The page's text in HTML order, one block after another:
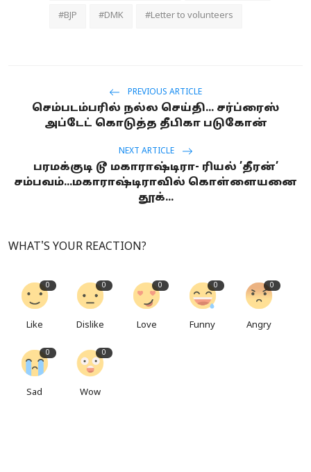
#BJP #DMK #Letter to volunteers
PREVIOUS ARTICLE
செம்படம்பரில் நல்ல செய்தி... சர்ப்ரைஸ்
அப்டேட் கொடுத்த தீபிகா படுகோன்
NEXT ARTICLE
பரமக்குடி டூ மகாராஷ்டிரா- ரியல் ’தீரன்’
சம்பவம்...மகாராஷ்டிராவில் கொள்ளையனை
தூக்...
WHAT'S YOUR REACTION?
0
Like
0
Dislike
0
Love
0
Funny
0
Angry
0
Sad
0
Wow